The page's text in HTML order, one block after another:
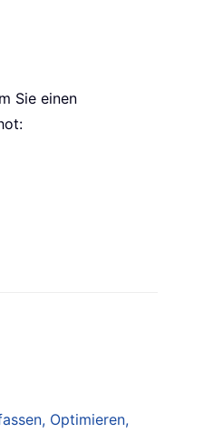
Sie einen
Optimieren,